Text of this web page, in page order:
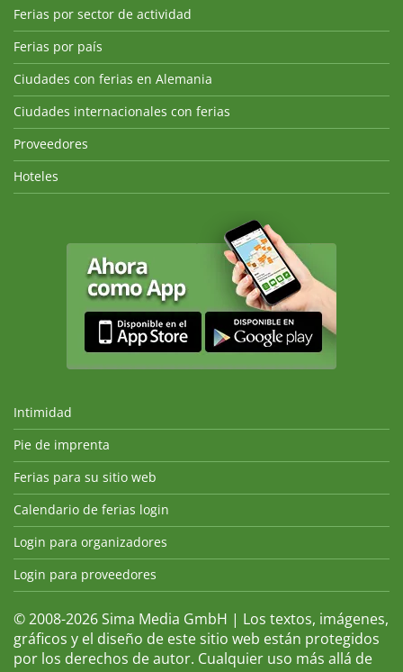
Ferias por sector de actividad
Ferias por país
Ciudades con ferias en Alemania
Ciudades internacionales con ferias
Proveedores
Hoteles
Intimidad
Pie de imprenta
Ferias para su sitio web
Calendario de ferias login
Login para organizadores
Login para proveedores
© 2008-2026 Sima Media GmbH | Los textos, imágenes,
gráficos y el diseño de este sitio web están protegidos
por los derechos de autor. Cualquier uso más allá de